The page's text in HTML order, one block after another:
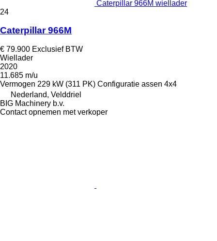
Caterpillar 966M wiellader
24
Caterpillar 966M
€ 79.900 Exclusief BTW
Wiellader
2020
11.685 m/u
Vermogen 229 kW (311 PK) Configuratie assen 4x4
Nederland, Velddriel
BIG Machinery b.v.
Contact opnemen met verkoper